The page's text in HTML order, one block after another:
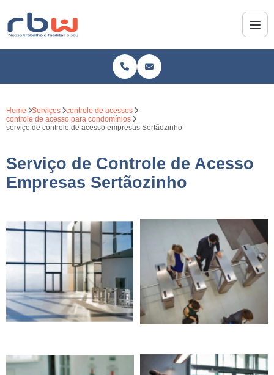
Home Serviços
controle de acessos
controle de acesso para condomínios
serviço de controle de acesso empresas Sertãozinho
Serviço de Controle de Acesso
Empresas Sertãozinho